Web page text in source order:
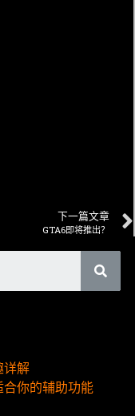
下一篇文章
GTA6即将推出？
详解
你的辅助功能